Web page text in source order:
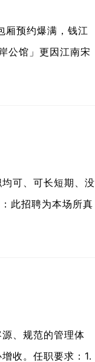
厢预约爆满，钱江
公馆」更因江南宋
可、可长短期、没
此招聘为本场所真
、规范的管理体
收。任职要求：1.